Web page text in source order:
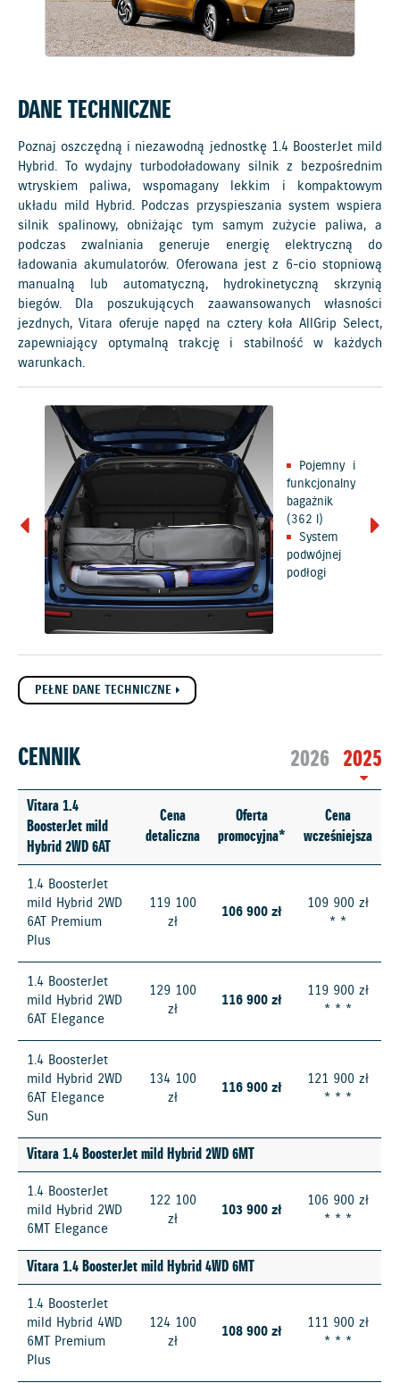
DANE TECHNICZNE
Poznaj oszczędną i niezawodną jednostkę 1.4 BoosterJet mild
Hybrid. To wydajny turbodoładowany silnik z bezpośrednim
wtryskiem paliwa, wspomagany lekkim i kompaktowym
układu mild Hybrid. Podczas przyspieszania system wspiera
silnik spalinowy, obniżając tym samym zużycie paliwa, a
podczas zwalniania generuje energię elektryczną do
ładowania akumulatorów. Oferowana jest z 6-cio stopniową
manualną lub automatyczną, hydrokinetyczną skrzynią
biegów. Dla poszukujących zaawansowanych własności
jezdnych, Vitara oferuje napęd na cztery koła AllGrip Select,
zapewniający optymalną trakcję i stabilność w każdych
warunkach.
Pojemny i
funkcjonalny
bagażnik
(362 l)
System
podwójnej
podłogi
PEŁNE DANE TECHNICZNE
2026 2025
CENNIK
Vitara 1.4
BoosterJet mild
Hybrid 2WD 6AT
Cena
detaliczna
Oferta
promocyjna*
Cena
wcześniejsza
1.4 BoosterJet
mild Hybrid 2WD
6AT Premium
Plus
119 100
zł
106 900 zł
109 900 zł
* *
1.4 BoosterJet
mild Hybrid 2WD
6AT Elegance
129 100
zł
116 900 zł
119 900 zł
* * *
1.4 BoosterJet
mild Hybrid 2WD
6AT Elegance
Sun
134 100
zł
116 900 zł
121 900 zł
* * *
Vitara 1.4 BoosterJet mild Hybrid 2WD 6MT
1.4 BoosterJet
mild Hybrid 2WD
6MT Elegance
122 100
zł
103 900 zł
106 900 zł
* * *
Vitara 1.4 BoosterJet mild Hybrid 4WD 6MT
1.4 BoosterJet
mild Hybrid 4WD
6MT Premium
Plus
124 100
zł
108 900 zł
111 900 zł
* * *